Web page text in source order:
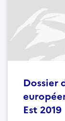
Dossier
Est 2019